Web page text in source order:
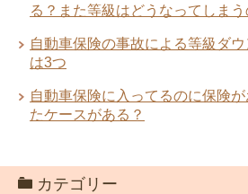
る？また等級はどうなってしまう
自動車保険の事故による等級ダ
は3つ
自動車保険に入ってるのに保険
たケースがある？
カテゴリー